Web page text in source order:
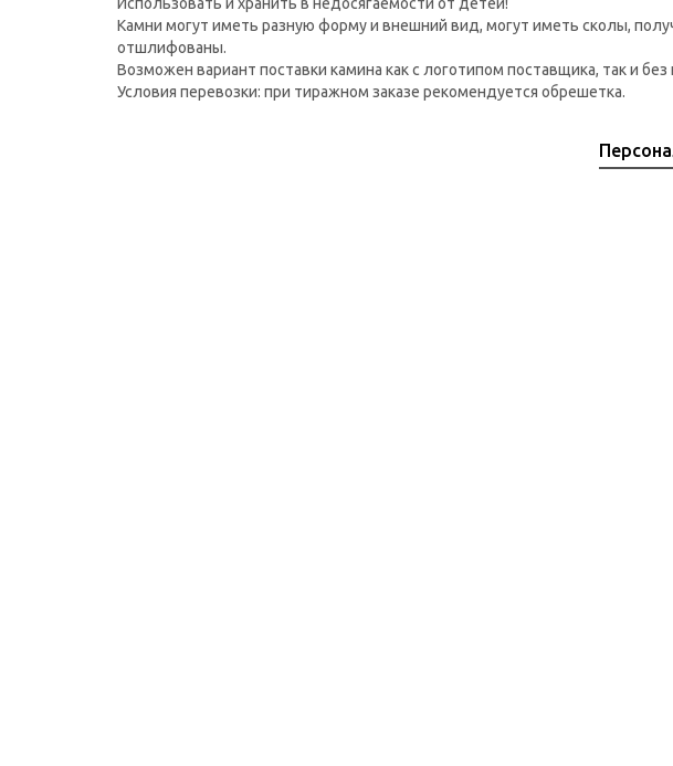
Камни могут иметь разную форму и внешний вид, могут иметь сколы,
отшлифованы.
Возможен вариант поставки камина как с логотипом поставщика, так и без
Условия перевозки: при тиражном заказе рекомендуется обрешетка.